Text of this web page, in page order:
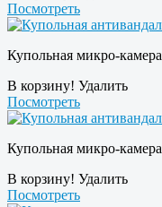
Посмотреть
Купольная микро-
В корзину! Удалить
Посмотреть
Купольная микро-
В корзину! Удалить
Посмотреть